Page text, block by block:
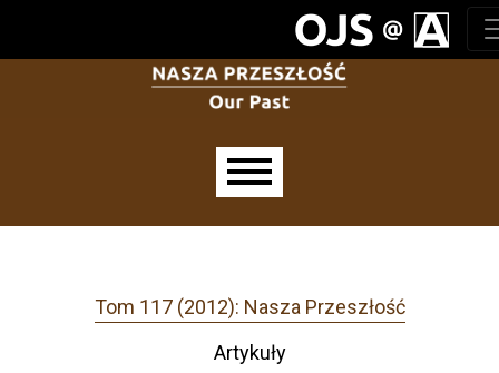
Tom 117 (2012): Nasza Przeszłość
Artykuły